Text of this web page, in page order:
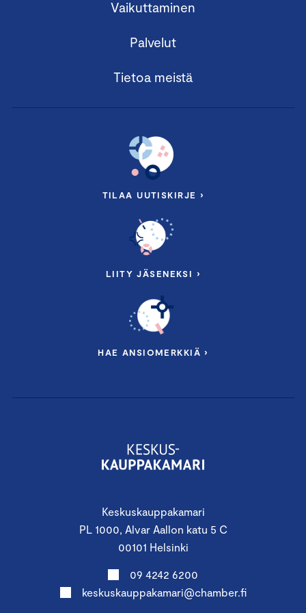
Keskuskauppakamari
PL 1000, Alvar Aallon katu 5 C
00101 Helsinki
09 4242 6200
keskuskauppakamari@chamber.fi
Vaikuttaminen
Palvelut
Tietoa meistä
TILAA UUTISKIRJE ›
LIITY JÄSENEKSI ›
HAE ANSIOMERKKIÄ ›